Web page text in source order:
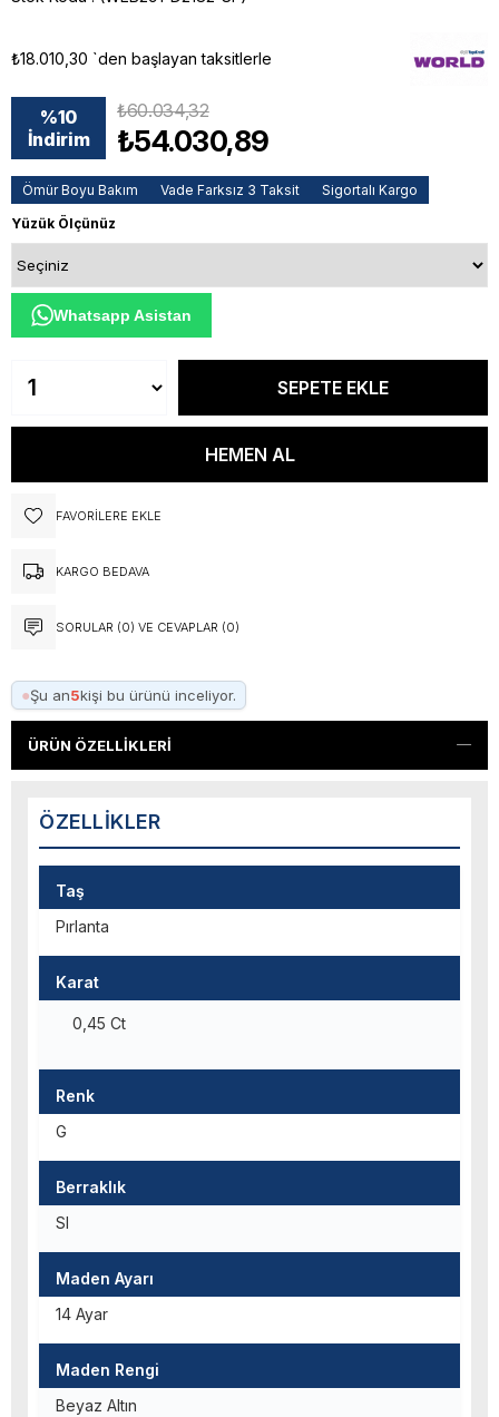
₺18.010,30 `den başlayan taksitlerle
%10
İndirim
₺60.034,32
₺54.030,89
Ömür Boyu Bakım Vade Farksız 3 Taksit
Sigortalı Kargo
Yüzük Ölçünüz
Whatsapp Asistan
FAVORILERE EKLE
KARGO BEDAVA
SORULAR (0) VE CEVAPLAR (0)
●Şu an5kişi bu ürünü inceliyor.
ÜRÜN ÖZELLIKLERI
ÖZELLIKLER
Taş
Pırlanta
Karat
0,45 Ct
Renk
G
Berraklık
SI
Maden Ayarı
14 Ayar
Maden Rengi
Beyaz Altın